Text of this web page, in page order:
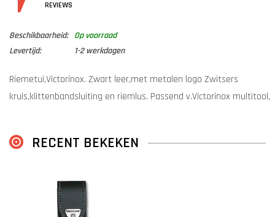
DETAILSREVIEWS
Beschikbaarheid:
Op voorraad
Levertijd:
1-2 werkdagen
Riemetui,Victorinox. Zwart leer,met metalen logo Zwitsers
kruis,klittenbandsluiting en riemlus. Passend v.Victorinox multitool,
RECENT BEKEKEN